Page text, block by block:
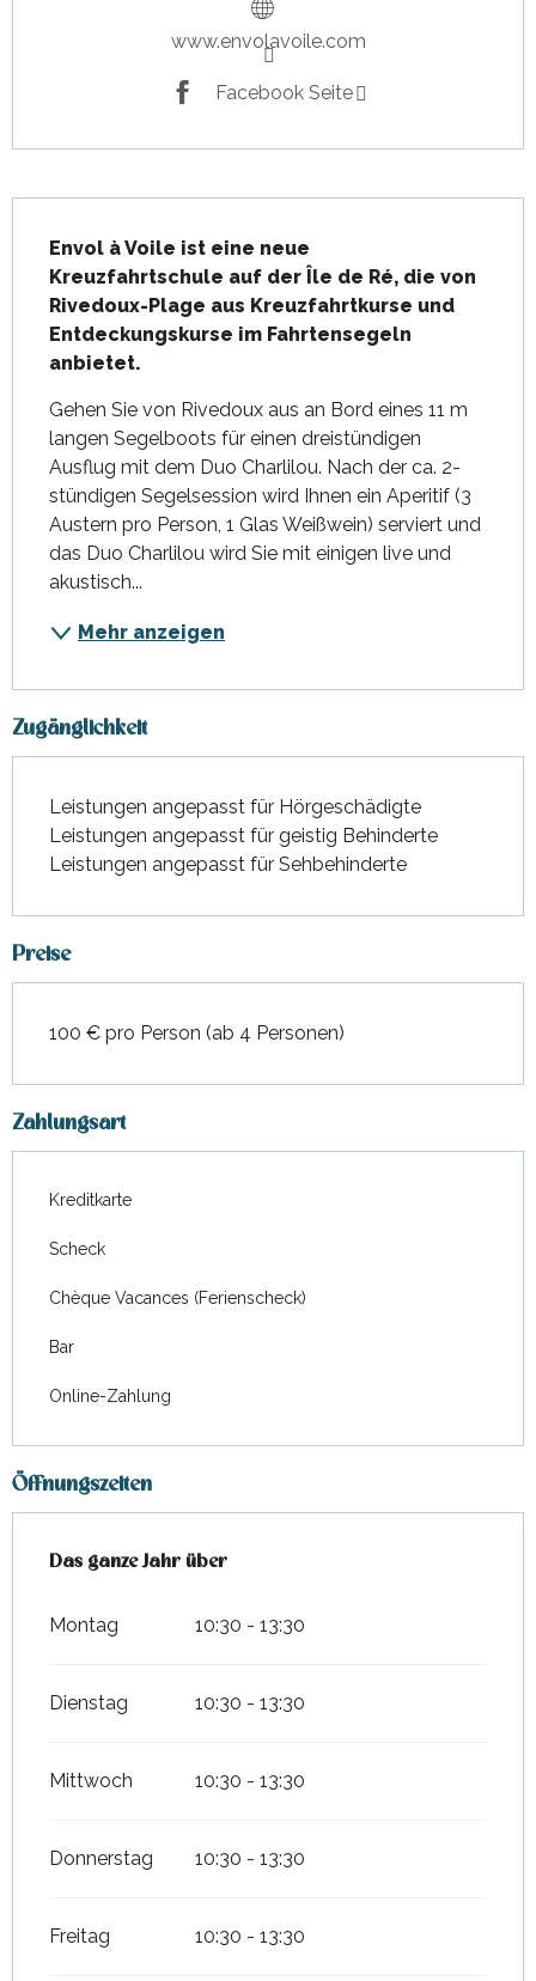
www.envolavoile.com
Facebook Seite
Envol à Voile ist eine neue
Kreuzfahrtschule auf der Île de Ré, die von
Rivedoux-Plage aus Kreuzfahrtkurse und
Entdeckungskurse im Fahrtensegeln
anbietet.
Gehen Sie von Rivedoux aus an Bord eines 11 m
langen Segelboots für einen dreistündigen
Ausflug mit dem Duo Charlilou. Nach der ca. 2-
stündigen Segelsession wird Ihnen ein Aperitif (3
Austern pro Person, 1 Glas Weißwein) serviert und
das Duo Charlilou wird Sie mit einigen live und
akustisch...
Mehr anzeigen
Zugänglichkeit
Leistungen angepasst für Hörgeschädigte
Leistungen angepasst für geistig Behinderte
Leistungen angepasst für Sehbehinderte
Preise
100 € pro Person (ab 4 Personen)
Zahlungsart
Kreditkarte
Scheck
Chèque Vacances (Ferienscheck)
Bar
Online-Zahlung
Öffnungszeiten
Das ganze Jahr über
Das ganze Jahr über
Montag 10:30 - 13:30
Dienstag 10:30 - 13:30
Mittwoch 10:30 - 13:30
Donnerstag 10:30 - 13:30
Freitag 10:30 - 13:30